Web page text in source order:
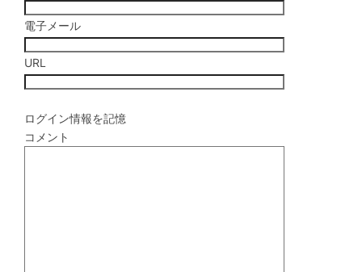
電子メール
URL
ログイン情報を記憶
コメント